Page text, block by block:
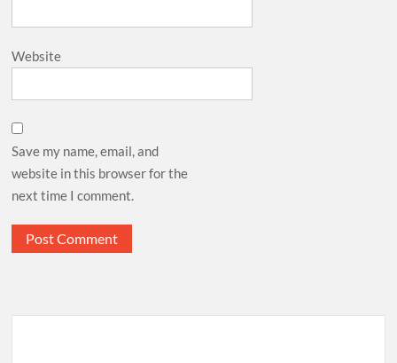
Website
Save my name, email, and
website in this browser for the
next time I comment.